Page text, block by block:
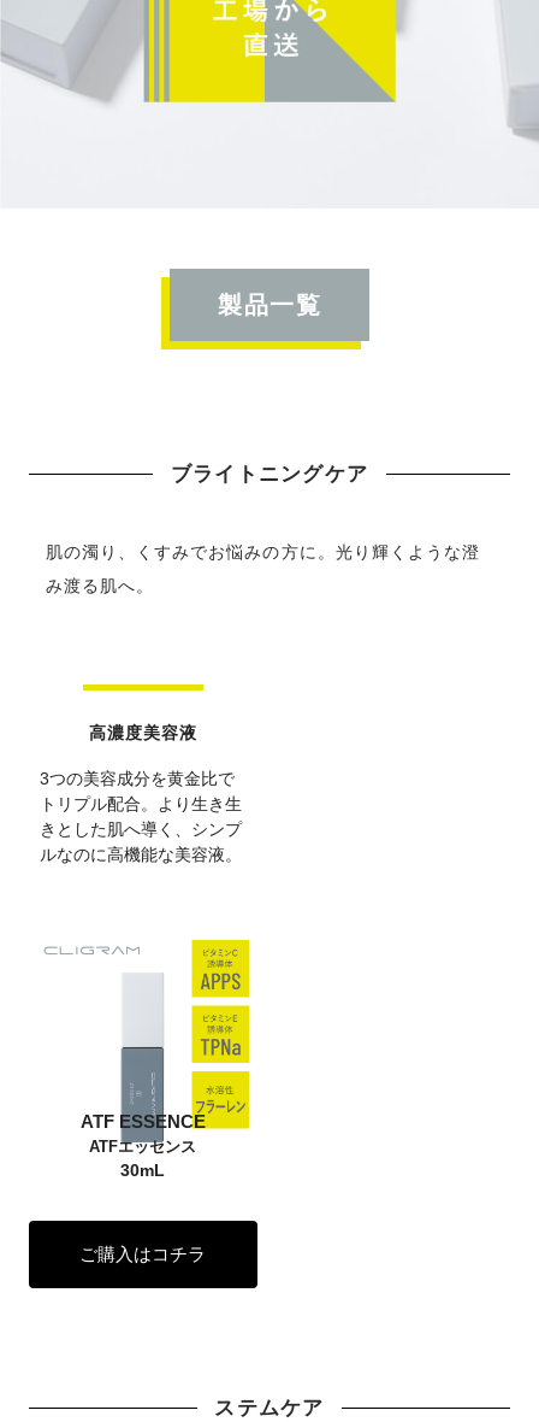
製品一覧
ブライトニングケア
肌の濁り、くすみでお悩みの方に。光り輝くような澄
み渡る肌へ。
高濃度美容液
3つの美容成分を黄金比で
トリプル配合。より生き生
きとした肌へ導く、シンプ
ルなのに高機能な美容液。
ATF ESSENCE
ATFエッセンス
30mL
ご購入はコチラ
ステムケア